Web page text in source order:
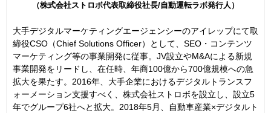
（株式会社ストロボ代表取締役社長/自動運転ラボ発行人）
大手デジタルマーケティングエージェンシーのアイレップにて取
締役CSO（Chief Solutions Officer）として、SEO・コンテンツ
マーケティング等の事業開発に従事。JV設立やM&Aによる新規
事業開発をリードし、在任時、年商100億から700億規模への急
拡大を果たす。2016年、大手企業におけるデジタルトランスフ
ォーメーション支援すべく、株式会社ストロボを設立し、設立5
年でグループ6社へと拡大。2018年5月、自動車産業×デジタルト